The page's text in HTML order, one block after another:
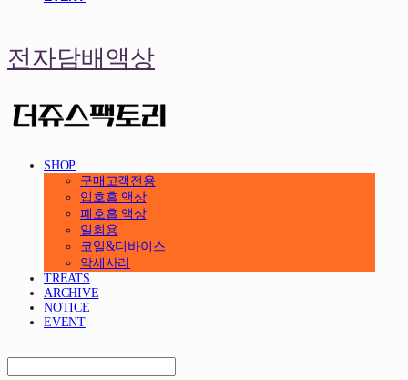
전자담배액상
SHOP
구매고객전용
입호흡 액상
폐호흡 액상
일회용
코일&디바이스
악세사리
TREATS
ARCHIVE
NOTICE
EVENT